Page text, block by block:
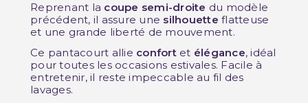
Reprenant la coupe semi-droite du modèle
précédent, il assure une silhouette flatteuse
et une grande liberté de mouvement.
Ce pantacourt allie confortet élégance, idéal
pour toutes les occasions estivales. Facile à
entretenir, il reste impeccable au fil des
lavages.